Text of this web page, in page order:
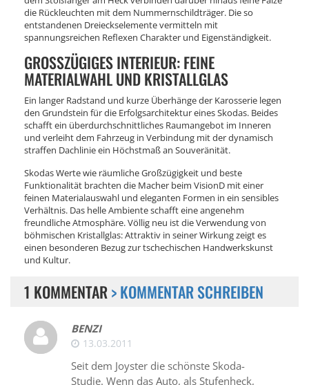
die Rückleuchten mit dem Nummernschildträger. Die so
entstandenen Dreieckselemente vermitteln mit
spannungsreichen Reflexen Charakter und Eigenständigkeit.
GROSSZÜGIGES INTERIEUR: FEINE M
ATERIALWAHL UND KRISTALLGLAS
Ein langer Radstand und kurze Überhänge der Karosserie legen
den Grundstein für die Erfolgsarchitektur eines Skodas. Beides
schafft ein überdurchschnittliches Raumangebot im Inneren
und verleiht dem Fahrzeug in Verbindung mit der dynamisch
straffen Dachlinie ein Höchstmaß an Souveränität.
Skodas Werte wie räumliche Großzügigkeit und beste
Funktionalität brachten die Macher beim VisionD mit einer
feinen Materialauswahl und eleganten Formen in ein sensibles
Verhältnis. Das helle Ambiente schafft eine angenehm
freundliche Atmosphäre. Völlig neu ist die Verwendung von
böhmischen Kristallglas: Attraktiv in seiner Wirkung zeigt es
einen besonderen Bezug zur tschechischen Handwerkskunst
und Kultur.
1 KOMMENTAR> KOMMENTAR SCHREIBEN
BENZI
13.03.2011
Seit dem Joyster die schönste Skoda-
Studie. Wenn das Auto, als Stufenheck,